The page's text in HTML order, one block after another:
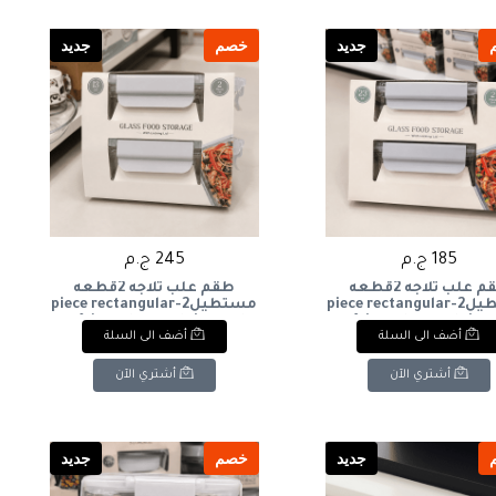
جديد
185 ج.م
طقم علب ثلاجه 2قطعه
مستطيل2-piece rectangular
refrigerator container
أضف الى السلة
أشتري الآن
خصم جديد
245 ج.م
طقم علب ثلاجه 2قطعه
مستطيل2-piece rectangular
refrigerator container set
أضف الى السلة
أشتري الآن
جديد خصم جديد